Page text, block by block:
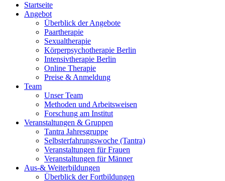
Startseite
Angebot
Überblick der Angebote
Paartherapie
Sexualtherapie
Körperpsychotherapie Berlin
Intensivtherapie Berlin
Online Therapie
Preise & Anmeldung
Team
Unser Team
Methoden und Arbeitsweisen
Forschung am Institut
Veranstaltungen & Gruppen
Tantra Jahresgruppe
Selbsterfahrungswoche (Tantra)
Veranstaltungen für Frauen
Veranstaltungen für Männer
Aus-& Weiterbildungen
Überblick der Fortbildungen